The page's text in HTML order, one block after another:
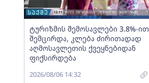
ტურიზმის შემოსავლები 3.8%-ით
შემცირდა, კლება ძირითადად
აღმოსავლეთის ქვეყნებიდან
ფიქსირდება
2026/08/06 14:32